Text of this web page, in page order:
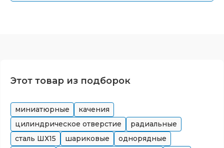
Этот товар из подборок
миниатюрные
качения
цилиндрическое отверстие
радиальные
сталь ШХ15
шариковые
однорядные